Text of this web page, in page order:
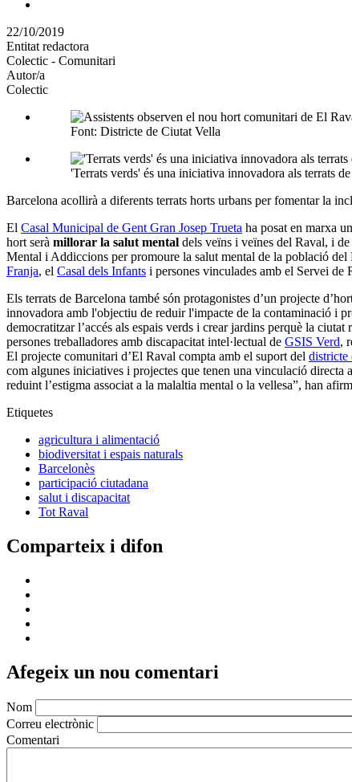
altres
xarxes
socials
22/10/2019
Entitat redactora
Colectic - Comunitari
Autor/a
Colectic
Font: Districte de Ciutat Vella
'Terrats verds' és una iniciativa innovadora als terrats
Barcelona acollirà a diferents terrats horts urbans per fomentar la
El Casal Municipal de Gent Gran Josep Trueta ha posat en marxa un
hort serà millorar la salut mental dels veïns i veïnes del Raval, i
Mental i Addiccions per promoure la salut mental de la població del
Franja, el Casal dels Infants i persones vinculades amb el Servei de
Els terrats de Barcelona també són protagonistes d’un projecte
innovadora amb l'objectiu de reduir l'impacte de la contaminació i
democratitzar l’accés als espais verds i crear jardins perquè la ciutat
persones treballadores amb discapacitat intel·lectual de GSIS Verd,
El projecte comunitari d’El Raval compta amb el suport del districte
com algunes iniciatives i projectes que tenen una vinculació
reduint l’estigma associat a la malaltia mental o la vellesa”, han
Etiquetes
agricultura i alimentació
biodiversitat i espais naturals
Barcelonès
participació ciutadana
salut i discapacitat
Tot Raval
Comparteix i difon
Afegeix un nou comentari
Nom
Correu electrònic
Comentari